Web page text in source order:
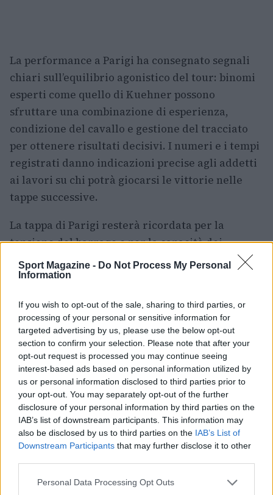
Sport Magazine - Do Not Process My Personal
Information
If you wish to opt-out of the sale, sharing to third parties, or
processing of your personal or sensitive information for
targeted advertising by us, please use the below opt-out
section to confirm your selection. Please note that after your
opt-out request is processed you may continue seeing
interest-based ads based on personal information utilized by
us or personal information disclosed to third parties prior to
your opt-out. You may separately opt-out of the further
disclosure of your personal information by third parties on the
IAB’s list of downstream participants. This information may
also be disclosed by us to third parties on the IAB’s List of
Downstream Participants that may further disclose it to other
Please note that this website/app uses one or more Google
Personal Data Processing Opt Outs
La performance a Parigi ha consegnato segnali
chiari sull’equilibrio agonistico del tour: binomi
esperti come quello di Kuehner possono
sfruttare una combinazione di esperienza,
condizione del cavallo e gestione del tracciato
per ottenere risultati decisivi. I numeri e i tempi
registrati danno indicazioni precise agli addetti
ai lavori su chi potrà giocarsi le vittorie nelle
tappe successive.
La tappa di Parigi resterà ricordata per la
tensione del barrage e per la capacità dei
protagonisti di mantenere la freddezza sotto
pressione. Il successo di Max Kuehner è uno
Longines Global Champions Tour e la classifica
riscritta dopo la prova parigina promette
ulteriori colpi di scena nelle settimane a venire.
AUTORE
Francesca Lombardi
Francesca Lombardi, fiorentina, prese appunti
tecnici dal primo box di un circuito toscano e
da allora firma approfondimenti sui motori. In
redazione sostiene un approccio metodico
alle prove su pista, cura il format 'tecnica e
cronaca' e conserva i fogli di appunti del